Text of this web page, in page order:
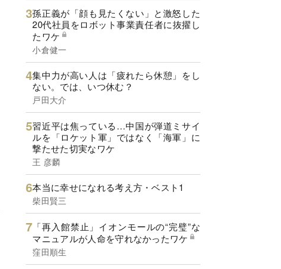
孫正義が「顔も見たくない」と激怒した
20代社員をロボット事業責任者に抜擢し
たワケ
小倉健一
集中力が高い人は「疲れたら休憩」をし
ない。では、いつ休む？
戸田大介
習近平は焦っている…中国が弾道ミサイ
ルを「ロケット軍」ではなく「海軍」に
撃たせた切実なワケ
王 彦麟
本当に幸せになれる考え方・ベスト1
柴田賢三
「再入館禁止」イオンモールの“完璧”な
マニュアルが人命を守れなかったワケ
窪田順生